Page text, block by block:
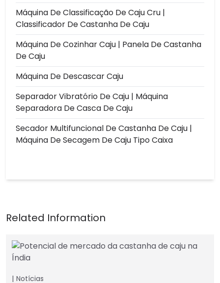
Máquina De Classificação De Caju Cru |
Classificador De Castanha De Caju
Máquina De Cozinhar Caju | Panela De Castanha
De Caju
Máquina De Descascar Caju
Separador Vibratório De Caju | Máquina
Separadora De Casca De Caju
Secador Multifuncional De Castanha De Caju |
Máquina De Secagem De Caju Tipo Caixa
Notícias